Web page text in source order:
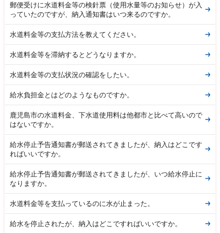
郵便受けに水道料金等の検針票（使用水量等のお知らせ）が入
っていたのですが、納入通知書はいつ来るのですか。
水道料金等の支払方法を教えてください。
水道料金等を滞納するとどうなりますか。
水道料金等の支払状況の確認をしたい。
給水負担金とはどのようなものですか。
鹿児島市の水道料金、下水道使用料は他都市と比べて高いので
はないですか。
給水停止予告通知書が郵送されてきましたが、納入はどこです
ればいいですか。
給水停止予告通知書が郵送されてきましたが、いつ給水停止に
なりますか。
水道料金等を支払っているのに水が止まった。
給水を停止されたが、納入はどこですればいいですか。